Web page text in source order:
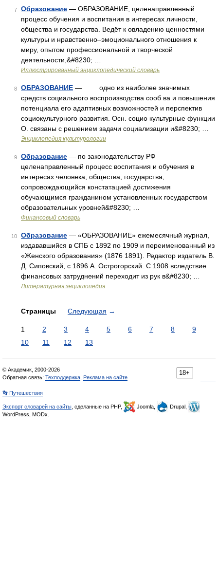
7 Образование — ОБРАЗОВАНИЕ, целенаправленный
процесс обучения и воспитания в интересах личности,
общества и государства. Ведёт к овладению ценностями
культуры и нравственно–эмоционального отношения к
миру, опытом профессиональной и творческой
деятельности,&#8230; …
Иллюстрированный энциклопедический словарь
8 ОБРАЗОВАНИЕ — одно из наиболее значимых
средств социального воспроизводства сооб ва и повышения
потенциала его адаптивных возможностей и перспектив
социокультурного развития. Осн. социо культурные функции
О. связаны с решением задачи социализации и&#8230; …
Энциклопедия культурологии
9 Образование — по законодательству РФ
целенаправленный процесс воспитания и обучения в
интересах человека, общества, государства,
сопровождающийся констатацией достижения
обучающимся гражданином установленных государством
образовательных уровней&#8230; …
Финансовый словарь
10 Образование — «ОБРАЗОВАНИЕ» ежемесячный журнал,
издававшийся в СПБ с 1892 по 1909 и переименованный из
«Женского образования» (1876 1891). Редактор издатель В.
Д. Сиповский, с 1896 А. Острогорский. С 1908 вследствие
финансовых затруднений переходит из рук в&#8230; …
Литературная энциклопедия
Страницы Следующая →
1 2 3 4 5 6 7 8
9
10
11 12 13
18+
© Академик, 2000-2026
Обратная связь: Техподдержка Реклама на сайте
👣 Путешествия
Экспорт словарей на сайты , сделанные на PHP, Joomla,
Drupal,
WordPress, MODx.